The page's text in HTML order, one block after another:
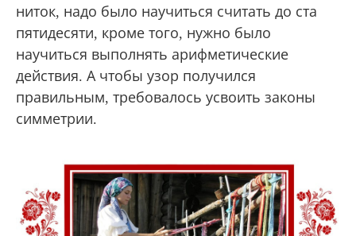
ниток, надо было научиться считать до ста
пятидесяти, кроме того, нужно было
научиться выполнять арифметические
действия. А чтобы узор получился
правильным, требовалось усвоить законы
симметрии.